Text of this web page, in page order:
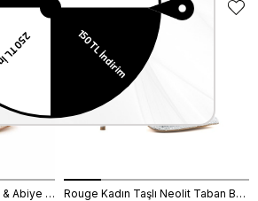
Kemal Tanca Kadın Gece & Abiye Ayakkabı 4360 Rouge Kadın Taşlı Neolit Taban Beyaz Süet Gece & Abiye Ayakkabı
EKLE5
EKSTRA
İNDİRİM